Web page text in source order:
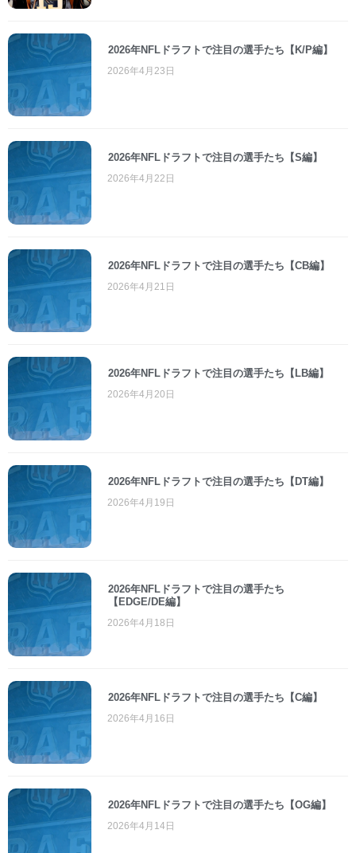
2026年NFLドラフトで注目の選手たち【K/P編】
2026年4月23日
2026年NFLドラフトで注目の選手たち【S編】
2026年4月22日
2026年NFLドラフトで注目の選手たち【CB編】
2026年4月21日
2026年NFLドラフトで注目の選手たち【LB編】
2026年4月20日
2026年NFLドラフトで注目の選手たち【DT編】
2026年4月19日
2026年NFLドラフトで注目の選手たち
【EDGE/DE編】
2026年4月18日
2026年NFLドラフトで注目の選手たち【C編】
2026年4月16日
2026年NFLドラフトで注目の選手たち【OG編】
2026年4月14日